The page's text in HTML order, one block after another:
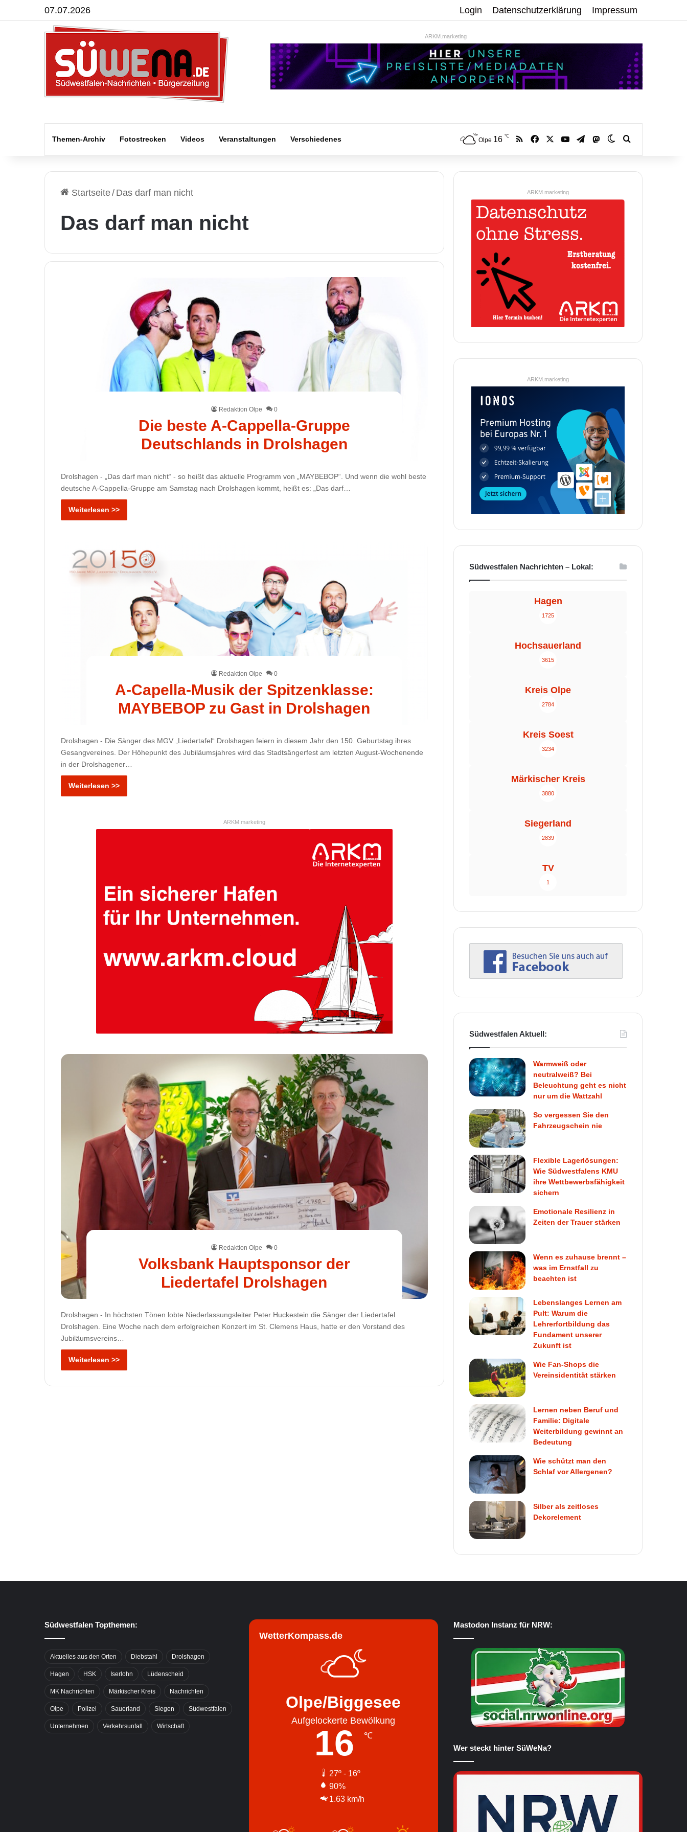
07.07.2026 Login Datenschutzerklärung Impressum
ARKM.marketing
Themen-Archiv Fotostrecken Videos Veranstaltungen Verschiedenes Olpe 16 ℃ RSS Facebook YouTubeTelegramMastodonSkin umschalten
Startseite/ Das darf man nicht
Das darf man nicht
Redaktion Olpe 0
Die beste A-Cappella-Gruppe
Deutschlands in Drolshagen
Drolshagen - „Das darf man nicht“ - so heißt das aktuelle Programm von „MAYBEBOP“. Und wenn die wohl beste
deutsche A-Cappella-Gruppe am Samstag nach Drolshagen kommt, heißt es: „Das darf…
Weiterlesen >>
Redaktion Olpe 0
A-Capella-Musik der Spitzenklasse:
MAYBEBOP zu Gast in Drolshagen
Drolshagen - Die Sänger des MGV „Liedertafel“ Drolshagen feiern in diesem Jahr den 150. Geburtstag ihres
Gesangvereines. Der Höhepunkt des Jubiläumsjahres wird das Stadtsängerfest am letzten August-Wochenende
in der Drolshagener…
Weiterlesen >>
ARKM.marketing
Redaktion Olpe 0
Volksbank Hauptsponsor der
Liedertafel Drolshagen
Drolshagen - In höchsten Tönen lobte Niederlassungsleiter Peter Huckestein die Sänger der Liedertafel
Drolshagen. Eine Woche nach dem erfolgreichen Konzert im St. Clemens Haus, hatte er den Vorstand des
Jubiläumsvereins…
Weiterlesen >>
ARKM.marketing
ARKM.marketing
Südwestfalen Nachrichten – Lokal:
Hagen
1725
Hochsauerland
3615
Kreis Olpe
2784
Kreis Soest
3234
Märkischer Kreis
3880
Siegerland
2839
TV
1
Südwestfalen Aktuell:
Warmweiß oder
neutralweiß? Bei
Beleuchtung geht es nicht
nur um die Wattzahl
So vergessen Sie den
Fahrzeugschein nie
Flexible Lagerlösungen:
Wie Südwestfalens KMU
ihre Wettbewerbsfähigkeit
sichern
Emotionale Resilienz in
Zeiten der Trauer stärken
Wenn es zuhause brennt –
was im Ernstfall zu
beachten ist
Lebenslanges Lernen am
Pult: Warum die
Lehrerfortbildung das
Fundament unserer
Zukunft ist
Wie Fan-Shops die
Vereinsidentität stärken
Lernen neben Beruf und
Familie: Digitale
Weiterbildung gewinnt an
Bedeutung
Wie schützt man den
Schlaf vor Allergenen?
Silber als zeitloses
Dekorelement
Südwestfalen Topthemen:
Aktuelles aus den Orten Diebstahl Drolshagen
Hagen HSK Iserlohn Lüdenscheid
MK Nachrichten Märkischer Kreis Nachrichten
Olpe Polizei Sauerland Siegen Südwestfalen
Unternehmen Verkehrsunfall Wirtschaft
WetterKompass.de
Olpe/Biggesee
Aufgelockerte Bewölkung
16 ℃
27º - 16º
90%
1.63 km/h
Mastodon Instanz für NRW:
Wer steckt hinter SüWeNa?